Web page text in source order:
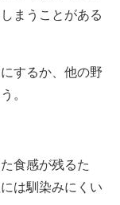
まうことがある
するか、他の野
。
食感が残るた
は馴染みにくい